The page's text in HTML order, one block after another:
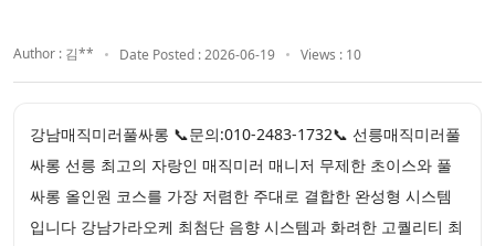
Author : 김** Date Posted : 2026-06-19 Views : 10
강남매직미러풀싸롱 📞문의:010-2483-1732📞 선릉매직미러풀
싸롱 선릉 최고의 자랑인 매직미러 매니저 무제한 초이스와 풀
싸롱 올인원 코스를 가장 저렴한 주대로 결합한 완성형 시스템
입니다 강남가라오케 최첨단 음향 시스템과 화려한 고퀄리티 최